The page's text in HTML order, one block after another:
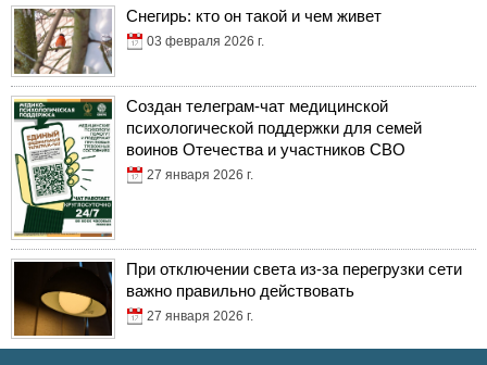
Снегирь: кто он такой и чем живет
03 февраля 2026 г.
Создан телеграм-чат медицинской
психологической поддержки для семей
воинов Отечества и участников СВО
27 января 2026 г.
При отключении света из-за перегрузки сети
важно правильно действовать
27 января 2026 г.